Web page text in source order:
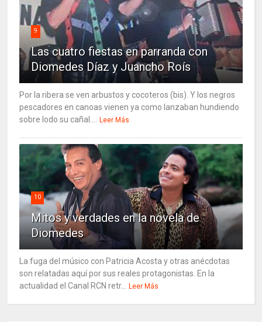
9
Las cuatro fiestas en parranda con
Diomedes Díaz y Juancho Roís
Por la ribera se ven arbustos y cocoteros (bis). Y los negros
pescadores en canoas vienen ya como lanzaban hundiendo
sobre lodo su cañal.... Leer Más
10
Mitos y verdades en la novela de
Diomedes
La fuga del músico con Patricia Acosta y otras anécdotas
son relatadas aquí por sus reales protagonistas. En la
actualidad el Canal RCN retr... Leer Más